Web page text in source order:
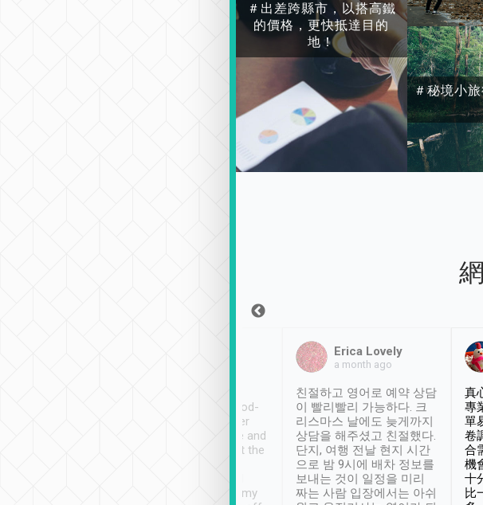
＃出差跨縣市，以搭高鐵
的價格，更快抵達目的
地！
＃秘境小
service, vehicles in good-
condition and the driver
service was awesome and
thoughtful. Driver went the
have safely arrived at my
Erica Lovely
a month ago
친절하고 영어로 예약 상담
이 빨리빨리 가능하다. 크
리스마스 날에도 늦게까지
상담을 해주셨고 친절했다.
단지, 여행 전날 현지 시간
으로 밤 9시에 배차 정보를
보내는 것이 일정을 미리
짜는 사람 입장에서는 아쉬
真
專
單
卷
合
機
十
比